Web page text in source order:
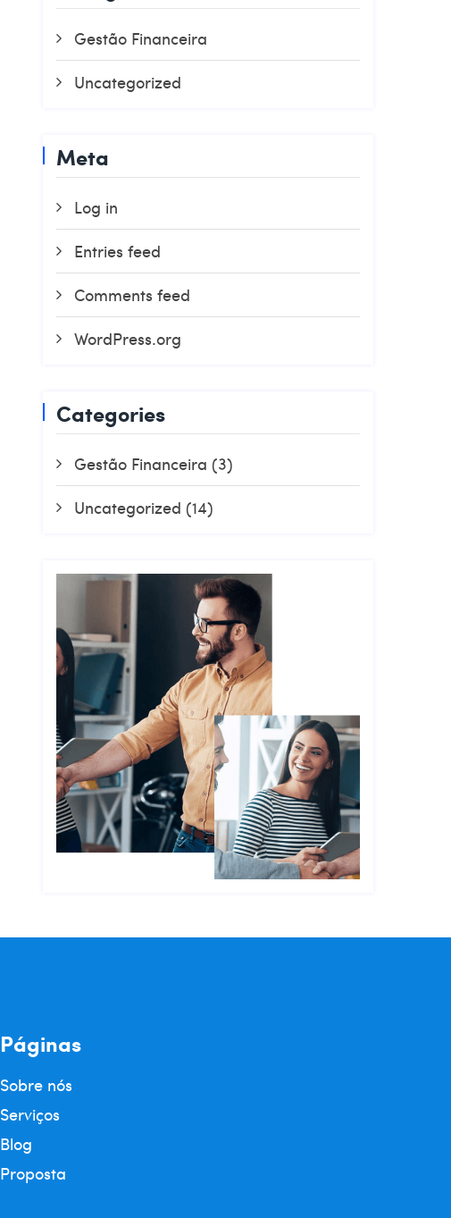
Gestão Financeira
Uncategorized
Meta
Log in
Entries feed
Comments feed
WordPress.org
Categories
Gestão Financeira (3)
Uncategorized (14)
Páginas
Sobre nós
Serviços
Blog
Proposta